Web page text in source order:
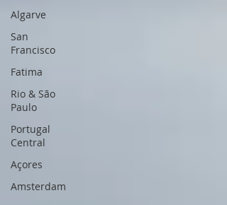
Algarve
San
Francisco
Fatima
Rio & São
Paulo
Portugal
Central
Açores
Amsterdam